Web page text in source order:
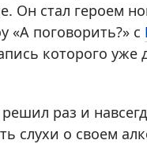
Он стал героем
«А поговорить?» с
которого уже
раз и
слухи о своем